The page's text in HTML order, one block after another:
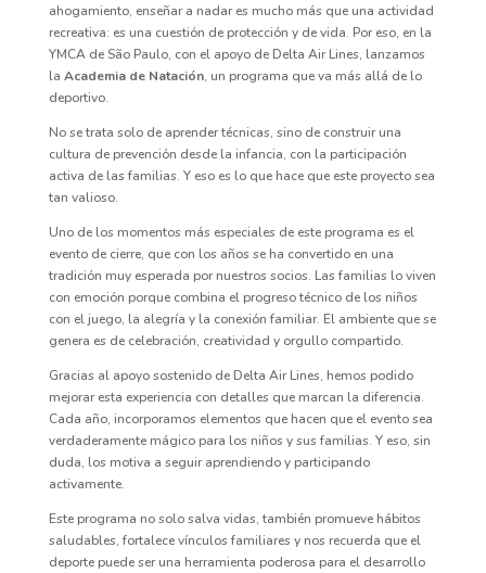
ahogamiento, enseñar a nadar es mucho más que una actividad
recreativa: es una cuestión de protección y de vida. Por eso, en la
YMCA de São Paulo, con el apoyo de Delta Air Lines, lanzamos
la Academia de Natación, un programa que va más allá de lo
deportivo.
No se trata solo de aprender técnicas, sino de construir una
cultura de prevención desde la infancia, con la participación
activa de las familias. Y eso es lo que hace que este proyecto sea
tan valioso.
Uno de los momentos más especiales de este programa es el
evento de cierre, que con los años se ha convertido en una
tradición muy esperada por nuestros socios. Las familias lo viven
con emoción porque combina el progreso técnico de los niños
con el juego, la alegría y la conexión familiar. El ambiente que se
genera es de celebración, creatividad y orgullo compartido.
Gracias al apoyo sostenido de Delta Air Lines, hemos podido
mejorar esta experiencia con detalles que marcan la diferencia.
Cada año, incorporamos elementos que hacen que el evento sea
verdaderamente mágico para los niños y sus familias. Y eso, sin
duda, los motiva a seguir aprendiendo y participando
activamente.
Este programa no solo salva vidas, también promueve hábitos
saludables, fortalece vínculos familiares y nos recuerda que el
deporte puede ser una herramienta poderosa para el desarrollo